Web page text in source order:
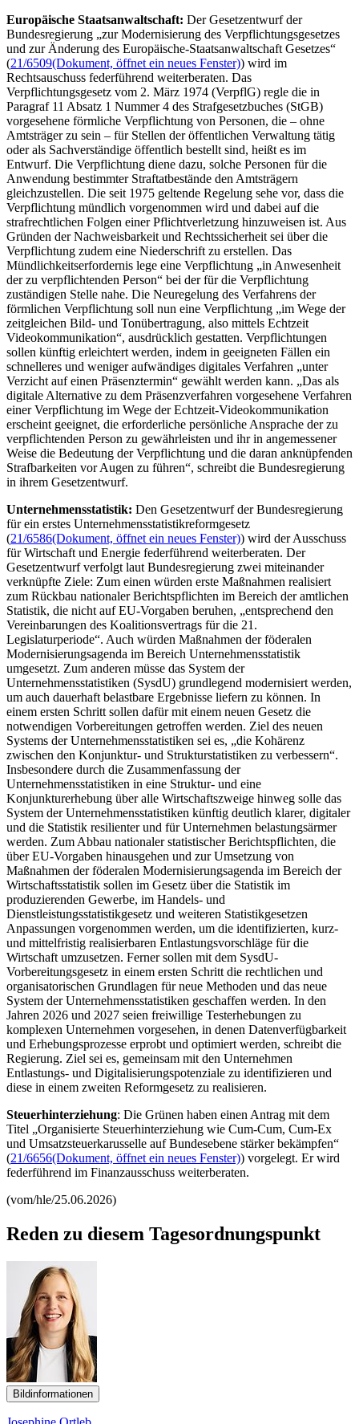
Europäische Staatsanwaltschaft: Der Gesetzentwurf der
Bundesregierung „zur Modernisierung des Verpflichtungsgesetzes
und zur Änderung des Europäische-Staatsanwaltschaft Gesetzes“
(21/6509(Dokument, öffnet ein neues Fenster)) wird im
Rechtsauschuss federführend weiterberaten. Das
Verpflichtungsgesetz vom 2. März 1974 (VerpflG) regle die in
Paragraf 11 Absatz 1 Nummer 4 des Strafgesetzbuches (StGB)
vorgesehene förmliche Verpflichtung von Personen, die – ohne
Amtsträger zu sein – für Stellen der öffentlichen Verwaltung tätig
oder als Sachverständige öffentlich bestellt sind, heißt es im
Entwurf. Die Verpflichtung diene dazu, solche Personen für die
Anwendung bestimmter Straftatbestände den Amtsträgern
gleichzustellen. Die seit 1975 geltende Regelung sehe vor, dass die
Verpflichtung mündlich vorgenommen wird und dabei auf die
strafrechtlichen Folgen einer Pflichtverletzung hinzuweisen ist. Aus
Gründen der Nachweisbarkeit und Rechtssicherheit sei über die
Verpflichtung zudem eine Niederschrift zu erstellen. Das
Mündlichkeitserfordernis lege eine Verpflichtung „in Anwesenheit
der zu verpflichtenden Person“ bei der für die Verpflichtung
zuständigen Stelle nahe. Die Neuregelung des Verfahrens der
förmlichen Verpflichtung soll nun eine Verpflichtung „im Wege der
zeitgleichen Bild- und Tonübertragung, also mittels Echtzeit
Videokommunikation“, ausdrücklich gestatten. Verpflichtungen
sollen künftig erleichtert werden, indem in geeigneten Fällen ein
schnelleres und weniger aufwändiges digitales Verfahren „unter
Verzicht auf einen Präsenztermin“ gewählt werden kann. „Das als
digitale Alternative zu dem Präsenzverfahren vorgesehene Verfahren
einer Verpflichtung im Wege der Echtzeit-Videokommunikation
erscheint geeignet, die erforderliche persönliche Ansprache der zu
verpflichtenden Person zu gewährleisten und ihr in angemessener
Weise die Bedeutung der Verpflichtung und die daran anknüpfenden
Strafbarkeiten vor Augen zu führen“, schreibt die Bundesregierung
in ihrem Gesetzentwurf.
Unternehmensstatistik: Den Gesetzentwurf der Bundesregierung
für ein erstes Unternehmensstatistikreformgesetz
(21/6586(Dokument, öffnet ein neues Fenster)) wird der Ausschuss
für Wirtschaft und Energie federführend weiterberaten. Der
Gesetzentwurf verfolgt laut Bundesregierung zwei miteinander
verknüpfte Ziele: Zum einen würden erste Maßnahmen realisiert
zum Rückbau nationaler Berichtspflichten im Bereich der amtlichen
Statistik, die nicht auf EU-Vorgaben beruhen, „entsprechend den
Vereinbarungen des Koalitionsvertrags für die 21.
Legislaturperiode“. Auch würden Maßnahmen der föderalen
Modernisierungsagenda im Bereich Unternehmensstatistik
umgesetzt. Zum anderen müsse das System der
Unternehmensstatistiken (SysdU) grundlegend modernisiert werden,
um auch dauerhaft belastbare Ergebnisse liefern zu können. In
einem ersten Schritt sollen dafür mit einem neuen Gesetz die
notwendigen Vorbereitungen getroffen werden. Ziel des neuen
Systems der Unternehmensstatistiken sei es, „die Kohärenz
zwischen den Konjunktur- und Strukturstatistiken zu verbessern“.
Insbesondere durch die Zusammenfassung der
Unternehmensstatistiken in eine Struktur- und eine
Konjunkturerhebung über alle Wirtschaftszweige hinweg solle das
System der Unternehmensstatistiken künftig deutlich klarer, digitaler
und die Statistik resilienter und für Unternehmen belastungsärmer
werden. Zum Abbau nationaler statistischer Berichtspflichten, die
über EU-Vorgaben hinausgehen und zur Umsetzung von
Maßnahmen der föderalen Modernisierungsagenda im Bereich der
Wirtschaftsstatistik sollen im Gesetz über die Statistik im
produzierenden Gewerbe, im Handels- und
Dienstleistungsstatistikgesetz und weiteren Statistikgesetzen
Anpassungen vorgenommen werden, um die identifizierten, kurz-
und mittelfristig realisierbaren Entlastungsvorschläge für die
Wirtschaft umzusetzen. Ferner sollen mit dem SysdU-
Vorbereitungsgesetz in einem ersten Schritt die rechtlichen und
organisatorischen Grundlagen für neue Methoden und das neue
System der Unternehmensstatistiken geschaffen werden. In den
Jahren 2026 und 2027 seien freiwillige Testerhebungen zu
komplexen Unternehmen vorgesehen, in denen Datenverfügbarkeit
und Erhebungsprozesse erprobt und optimiert werden, schreibt die
Regierung. Ziel sei es, gemeinsam mit den Unternehmen
Entlastungs- und Digitalisierungspotenziale zu identifizieren und
diese in einem zweiten Reformgesetz zu realisieren.
Steuerhinterziehung: Die Grünen haben einen Antrag mit dem
Titel „Organisierte Steuerhinterziehung wie Cum-Cum, Cum-Ex
und Umsatzsteuerkarusselle auf Bundesebene stärker bekämpfen“
(21/6656(Dokument, öffnet ein neues Fenster)) vorgelegt. Er wird
federführend im Finanzausschuss weiterberaten.
(vom/hle/25.06.2026)
Reden zu diesem Tagesordnungspunkt
Bildinformationen